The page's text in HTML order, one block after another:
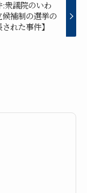
:衆議院のいわ
補制の選挙の
れた事件】